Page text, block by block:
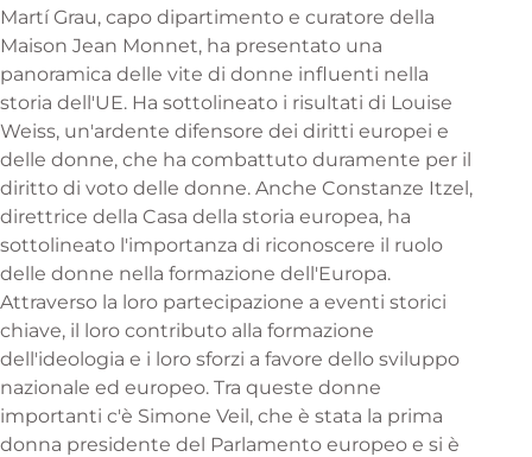
Martí Grau, capo dipartimento e curatore della
Maison Jean Monnet, ha presentato una
panoramica delle vite di donne influenti nella
storia dell'UE. Ha sottolineato i risultati di Louise
Weiss, un'ardente difensore dei diritti europei e
delle donne, che ha combattuto duramente per il
diritto di voto delle donne. Anche Constanze Itzel,
direttrice della Casa della storia europea, ha
sottolineato l'importanza di riconoscere il ruolo
delle donne nella formazione dell'Europa.
Attraverso la loro partecipazione a eventi storici
chiave, il loro contributo alla formazione
dell'ideologia e i loro sforzi a favore dello sviluppo
nazionale ed europeo. Tra queste donne
importanti c'è Simone Veil, che è stata la prima
donna presidente del Parlamento europeo e si è